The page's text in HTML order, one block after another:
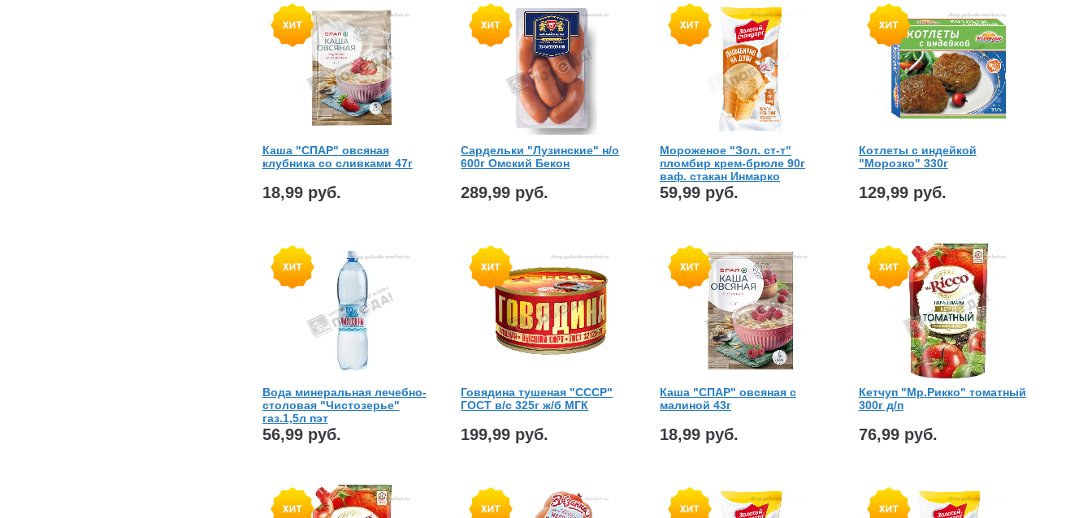
Каша "СПАР" овсяная
клубника со сливками 47г
18,99 руб.
Сардельки "Лузинские" н/о
600г Омский Бекон
289,99 руб.
Мороженое "Зол. ст-т"
пломбир крем-брюле 90г
ваф. стакан Инмарко
59,99 руб.
Котлеты с индейкой
"Морозко" 330г
129,99 руб.
Вода минеральная лечебно-
столовая "Чистозерье"
газ.1,5л пэт
56,99 руб.
Говядина тушеная "СССР"
ГОСТ в/с 325г ж/б МГК
199,99 руб.
Каша "СПАР" овсяная с
малиной 43г
18,99 руб.
Кетчуп "Мр.Рикко" томатный
300г д/п
76,99 руб.